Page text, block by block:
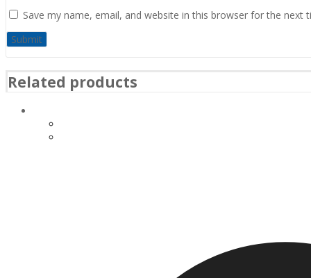
Save my name, email, and website in this browser for the next
Related products